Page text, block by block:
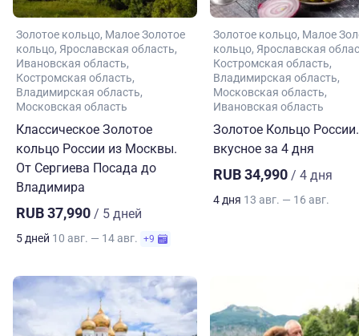
Золотое кольцо Малое Золотое
кольцо Ярославская область
Ивановская область
Костромская область
Владимирская область
Московская область
Классическое Золотое
кольцо России из Москвы.
От Сергиева Посада до
Владимира
RUB 37,990 / 5 дней
5 дней 10 авг. — 14 авг. +9
Золотое кольцо Малое
кольцо Ярославская
Костромская область
Владимирская область
Московская область
Ивановская область
Золотое Кольцо
вкусное за 4 дня
RUB 34,990 / 4 дня
4 дня 13 авг. — 16 авг.